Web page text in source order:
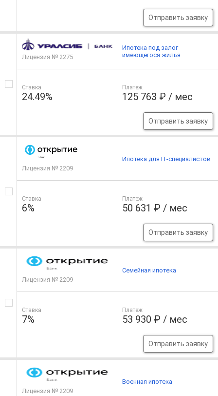
Отправить заявку
Лицензия № 2275
Ставка
24.49%
Платеж
125 763 ₽ / мес
Отправить заявку
Ипотека под залог
имеющегося жилья
Лицензия № 2209
Ставка
6%
Платеж
50 631 ₽ / мес
Отправить заявку
Ипотека для IT-специалистов
Лицензия № 2209
Ставка
7%
Платеж
53 930 ₽ / мес
Отправить заявку
Семейная ипотека
Лицензия № 2209
Военная ипотека